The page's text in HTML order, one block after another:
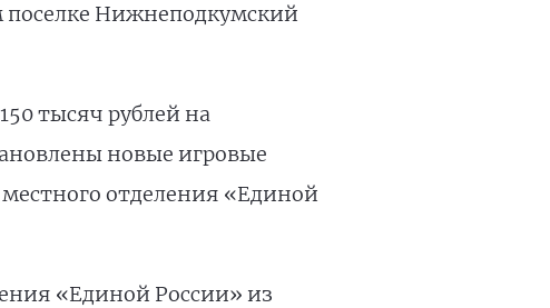
поселке Нижнеподкумский
тысяч рублей на
новые игровые
местного отделения «Единой
«Единой России» из